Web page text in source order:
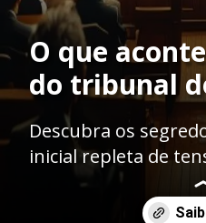
O que
do tribunal
Descubra os
inicial repleta de